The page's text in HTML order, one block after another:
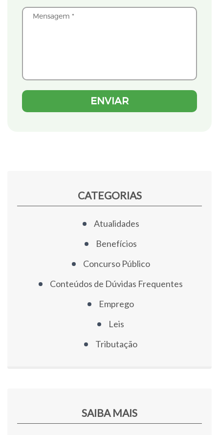
CATEGORIAS
Atualidades
Benefícios
Concurso Público
Conteúdos de Dúvidas Frequentes
Emprego
Leis
Tributação
SAIBA MAIS